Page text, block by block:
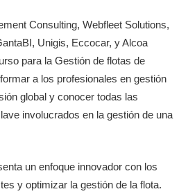
Consulting, Webfleet Solutions,
Unigis, Eccocar, y Alcoa
para la Gestión de flotas de
a los profesionales en gestión
global y conocer todas las
involucrados en la gestión de una
un enfoque innovador con los
y optimizar la gestión de la flota.